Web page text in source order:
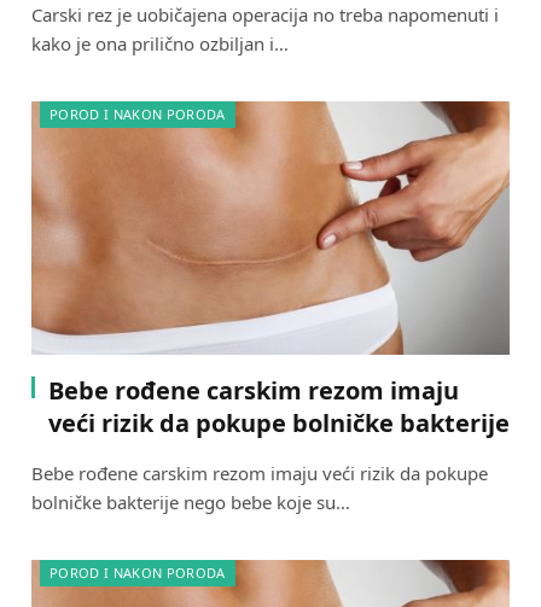
Carski rez je uobičajena operacija no treba napomenuti i
kako je ona prilično ozbiljan i…
POROD I NAKON PORODA
Bebe rođene carskim rezom imaju
veći rizik da pokupe bolničke bakterije
Bebe rođene carskim rezom imaju veći rizik da pokupe
bolničke bakterije nego bebe koje su…
POROD I NAKON PORODA